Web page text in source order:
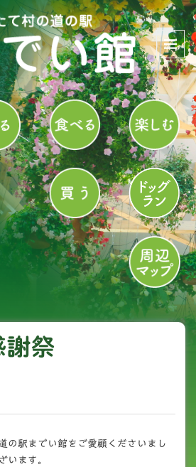
謝祭
の駅までい館をご愛顧くださいまし
います。